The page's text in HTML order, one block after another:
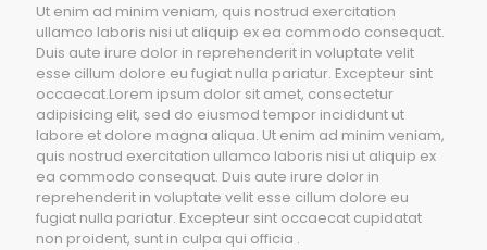
Ut enim ad minim veniam, quis nostrud exercitation
ullamco laboris nisi ut aliquip ex ea commodo consequat.
Duis aute irure dolor in reprehenderit in voluptate velit
esse cillum dolore eu fugiat nulla pariatur. Excepteur sint
occaecat.Lorem ipsum dolor sit amet, consectetur
adipisicing elit, sed do eiusmod tempor incididunt ut
labore et dolore magna aliqua. Ut enim ad minim veniam,
quis nostrud exercitation ullamco laboris nisi ut aliquip ex
ea commodo consequat. Duis aute irure dolor in
reprehenderit in voluptate velit esse cillum dolore eu
fugiat nulla pariatur. Excepteur sint occaecat cupidatat
non proident, sunt in culpa qui officia .